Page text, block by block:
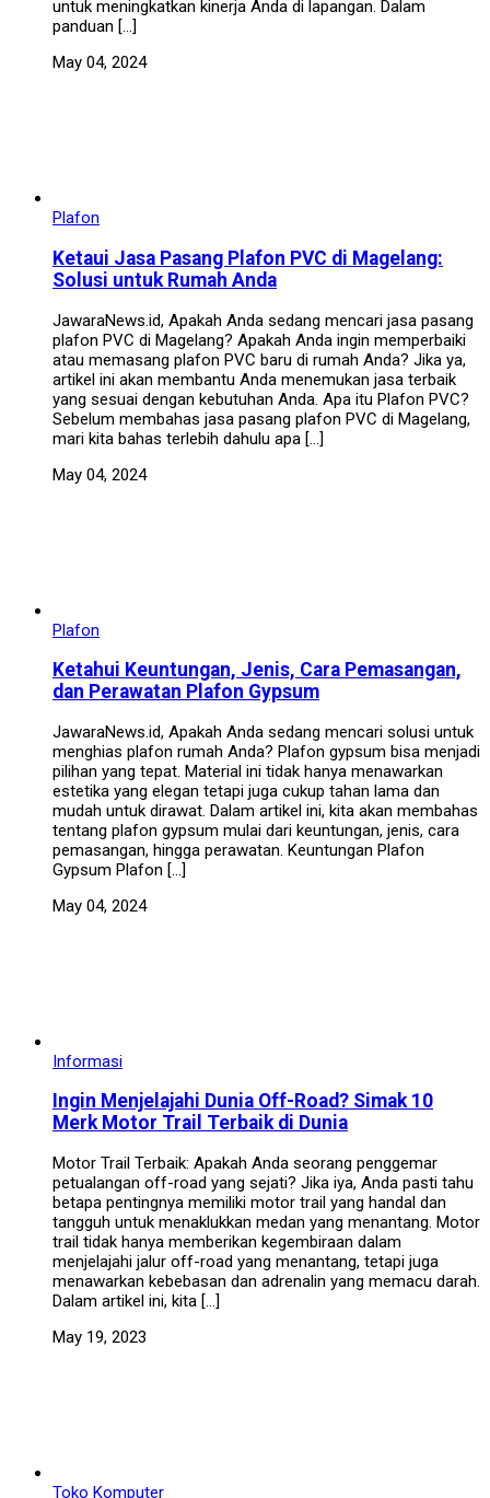
untuk meningkatkan kinerja Anda di lapangan. Dalam
panduan […]
May 04, 2024
Plafon
Ketaui Jasa Pasang Plafon PVC di Magelang:
Solusi untuk Rumah Anda
JawaraNews.id, Apakah Anda sedang mencari jasa pasang
plafon PVC di Magelang? Apakah Anda ingin memperbaiki
atau memasang plafon PVC baru di rumah Anda? Jika ya,
artikel ini akan membantu Anda menemukan jasa terbaik
yang sesuai dengan kebutuhan Anda. Apa itu Plafon PVC?
Sebelum membahas jasa pasang plafon PVC di Magelang,
mari kita bahas terlebih dahulu apa […]
May 04, 2024
Plafon
Ketahui Keuntungan, Jenis, Cara Pemasangan,
dan Perawatan Plafon Gypsum
JawaraNews.id, Apakah Anda sedang mencari solusi untuk
menghias plafon rumah Anda? Plafon gypsum bisa menjadi
pilihan yang tepat. Material ini tidak hanya menawarkan
estetika yang elegan tetapi juga cukup tahan lama dan
mudah untuk dirawat. Dalam artikel ini, kita akan membahas
tentang plafon gypsum mulai dari keuntungan, jenis, cara
pemasangan, hingga perawatan. Keuntungan Plafon
Gypsum Plafon […]
May 04, 2024
Informasi
Ingin Menjelajahi Dunia Off-Road? Simak 10
Merk Motor Trail Terbaik di Dunia
Motor Trail Terbaik: Apakah Anda seorang penggemar
petualangan off-road yang sejati? Jika iya, Anda pasti tahu
betapa pentingnya memiliki motor trail yang handal dan
tangguh untuk menaklukkan medan yang menantang. Motor
trail tidak hanya memberikan kegembiraan dalam
menjelajahi jalur off-road yang menantang, tetapi juga
menawarkan kebebasan dan adrenalin yang memacu darah.
Dalam artikel ini, kita […]
May 19, 2023
Toko Komputer